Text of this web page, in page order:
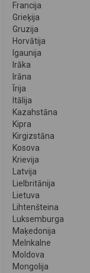
Francija
Grieķija
Gruzija
Horvātija
Igaunija
Irāka
Irāna
Īrija
Itālija
Kazahstāna
Kipra
Kirgizstāna
Kosova
Krievija
Latvija
Lielbritānija
Lietuva
Lihtenšteina
Luksemburga
Maķedonija
Melnkalne
Moldova
Mongolija